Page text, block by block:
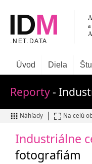
Úvod Diela
Reporty-
Náhľady Na celú
Industriálne
fotografiám